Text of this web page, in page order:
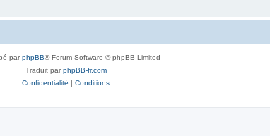
parphpBB® Forum Software © phpBB Limited
Traduit parphpBB-fr.com
Confidentialité | Conditions